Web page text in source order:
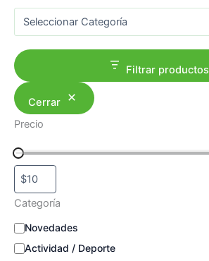
Filtrar productos
Cerrar
Precio
Categoría
C
t
Novedades
Actividad / Deporte